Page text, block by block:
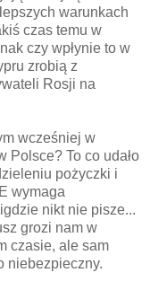
warunkach
czas temu w
czy wpłynie to w
zrobią z
Rosji na
wcześniej w
Polsce? To co udało
pożyczki i
wymaga
nikt nie pisze...
grozi nam w
czasie, ale sam
niebezpieczny.